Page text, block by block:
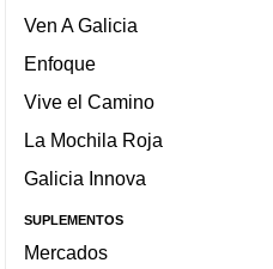
Ven A Galicia
Enfoque
Vive el Camino
La Mochila Roja
Galicia Innova
SUPLEMENTOS
Mercados